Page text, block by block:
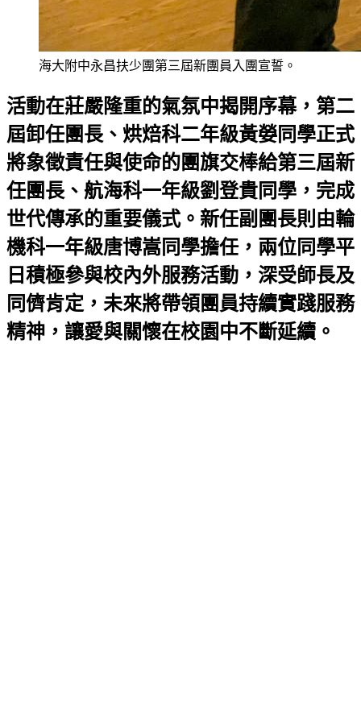
海大附中永昌扶少團第三屆新團員入團宣誓。
活動在莊嚴隆重的氣氛中揭開序幕，第二
屆卸任團長、烘焙科二年級黃嫈同學正式
將象徵責任與使命的團旗交棒給第三屆新
任團長、航海科一年級劉登貴同學，完成
世代傳承的重要儀式。新任副團長則由輪
機科一年級唐博嵩同學擔任，兩位同學平
日積極參與校內外服務活動，深受師長及
同儕肯定，未來將帶領團員持續實踐服務
精神，讓愛與關懷在校園中不斷延續。